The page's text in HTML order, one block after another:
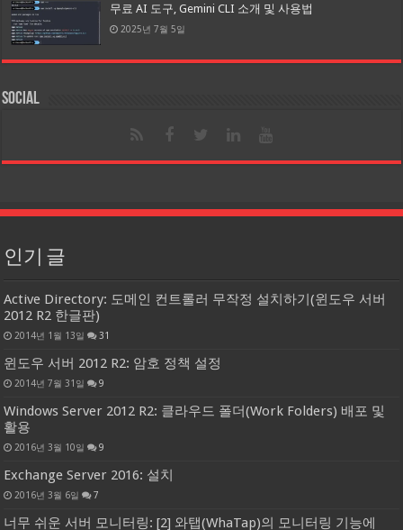
무료 AI 도구, Gemini CLI 소개 및 사용법
2025년 7월 5일
Social
인기 글
Active Directory: 도메인 컨트롤러 무작정 설치하기(윈도우 서버
2012 R2 한글판)
2014년 1월 13일 31
윈도우 서버 2012 R2: 암호 정책 설정
2014년 7월 31일 9
Windows Server 2012 R2: 클라우드 폴더(Work Folders) 배포 및
활용
2016년 3월 10일 9
Exchange Server 2016: 설치
2016년 3월 6일 7
너무 쉬운 서버 모니터링: [2] 와탭(WhaTap)의 모니터링 기능에